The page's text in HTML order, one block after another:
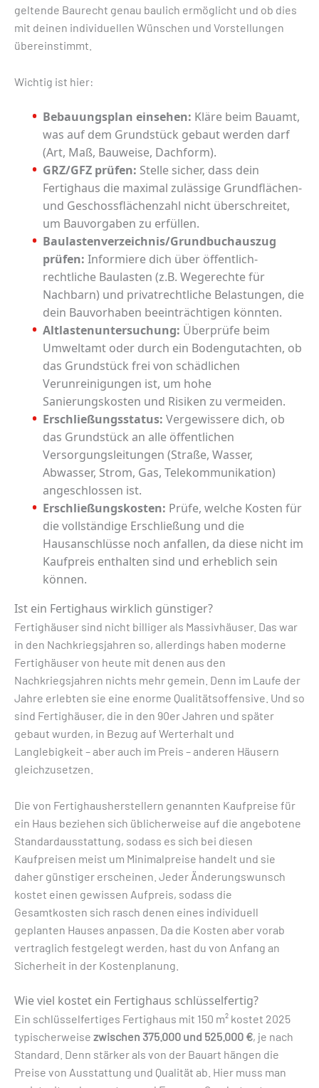
geltende Baurecht genau baulich ermöglicht und ob dies
mit deinen individuellen Wünschen und Vorstellungen
übereinstimmt.
Wichtig ist hier:
Bebauungsplan einsehen: Kläre beim Bauamt,
was auf dem Grundstück gebaut werden darf
(Art, Maß, Bauweise, Dachform).
GRZ/GFZ prüfen: Stelle sicher, dass dein
Fertighaus die maximal zulässige Grundflächen-
und Geschossflächenzahl nicht überschreitet,
um Bauvorgaben zu erfüllen.
Baulastenverzeichnis/Grundbuchauszug
prüfen: Informiere dich über öffentlich-
rechtliche Baulasten (z.B. Wegerechte für
Nachbarn) und privatrechtliche Belastungen, die
dein Bauvorhaben beeinträchtigen könnten.
Altlastenuntersuchung: Überprüfe beim
Umweltamt oder durch ein Bodengutachten, ob
das Grundstück frei von schädlichen
Verunreinigungen ist, um hohe
Sanierungskosten und Risiken zu vermeiden.
Erschließungsstatus: Vergewissere dich, ob
das Grundstück an alle öffentlichen
Versorgungsleitungen (Straße, Wasser,
Abwasser, Strom, Gas, Telekommunikation)
angeschlossen ist.
Erschließungskosten: Prüfe, welche Kosten für
die vollständige Erschließung und die
Hausanschlüsse noch anfallen, da diese nicht im
Kaufpreis enthalten sind und erheblich sein
können.
Ist ein Fertighaus wirklich günstiger?
Fertighäuser sind nicht billiger als Massivhäuser. Das war
in den Nachkriegsjahren so, allerdings haben moderne
Fertighäuser von heute mit denen aus den
Nachkriegsjahren nichts mehr gemein. Denn im Laufe der
Jahre erlebten sie eine enorme Qualitätsoffensive. Und so
sind Fertighäuser, die in den 90er Jahren und später
gebaut wurden, in Bezug auf Werterhalt und
Langlebigkeit – aber auch im Preis – anderen Häusern
gleichzusetzen.
Die von Fertighausherstellern genannten Kaufpreise für
ein Haus beziehen sich üblicherweise auf die angebotene
Standardausstattung, sodass es sich bei diesen
Kaufpreisen meist um Minimalpreise handelt und sie
daher günstiger erscheinen. Jeder Änderungswunsch
kostet einen gewissen Aufpreis, sodass die
Gesamtkosten sich rasch denen eines individuell
geplanten Hauses anpassen. Da die Kosten aber vorab
vertraglich festgelegt werden, hast du von Anfang an
Sicherheit in der Kostenplanung.
Wie viel kostet ein Fertighaus schlüsselfertig?
Ein schlüsselfertiges Fertighaus mit 150 m² kostet 2025
typischerweise zwischen 375.000 und 525.000 €, je nach
Standard. Denn stärker als von der Bauart hängen die
Preise von Ausstattung und Qualität ab. Hier muss man